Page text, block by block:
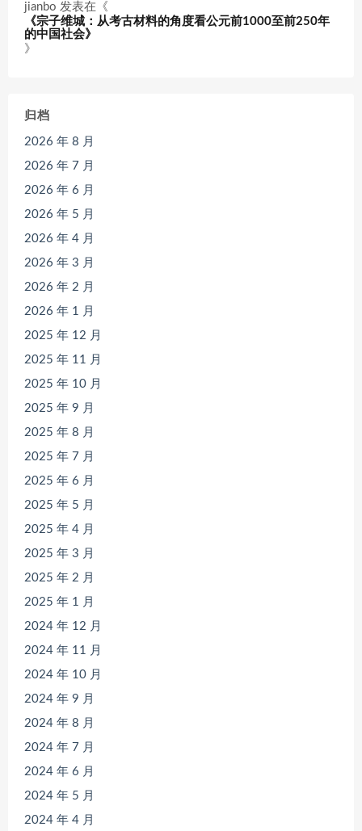
jianbo 发表在《
《宗子维城：从考古材料的角度看公元前1000至前250年
的中国社会》
》
归档
2026 年 8 月
2026 年 7 月
2026 年 6 月
2026 年 5 月
2026 年 4 月
2026 年 3 月
2026 年 2 月
2026 年 1 月
2025 年 12 月
2025 年 11 月
2025 年 10 月
2025 年 9 月
2025 年 8 月
2025 年 7 月
2025 年 6 月
2025 年 5 月
2025 年 4 月
2025 年 3 月
2025 年 2 月
2025 年 1 月
2024 年 12 月
2024 年 11 月
2024 年 10 月
2024 年 9 月
2024 年 8 月
2024 年 7 月
2024 年 6 月
2024 年 5 月
2024 年 4 月